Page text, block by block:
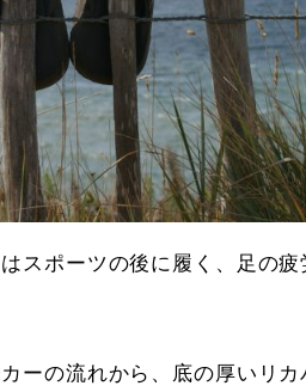
スポーツの後に履く、足の
ーの流れから、底の厚いリ